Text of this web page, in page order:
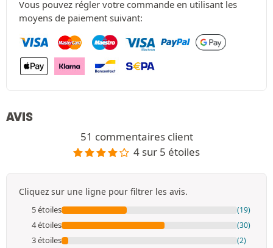
Vous pouvez régler votre commande en utilisant les
moyens de paiement suivant:
AVIS
51 commentaires client
4 sur 5 étoiles
Cliquez sur une ligne pour filtrer les avis.
5 étoiles (19)
4 étoiles (30)
3 étoiles (2)